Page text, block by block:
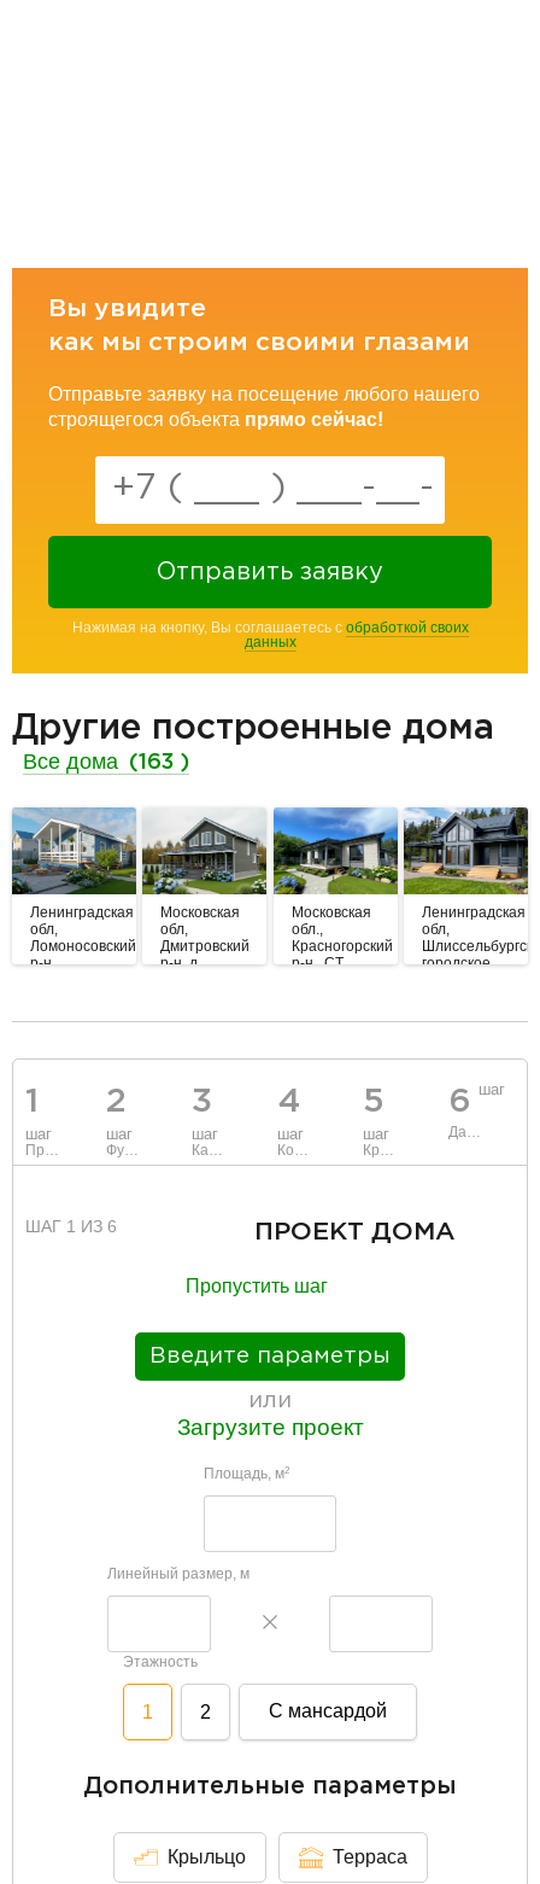
Вы увидите
как мы строим своими глазами
Отправьте заявку на посещение любого нашего
строящегося объекта прямо сейчас!
Отправить заявку
Нажимая на кнопку, Вы соглашаетесь с обработкой своих
данных
Другие построенные дома
Все дома (163 )
Ленинградская
обл,
Ломоносовский
р-н,
Московская
обл,
Дмитровский
р-н, д.
Московская
обл.,
Красногорский
р-н., СТ
Ленинградская
обл,
городское
1
шаг
Проект
2
шаг
Фундамент
3
шаг
Каркас и стены
4
шаг
Коммуникации
5
шаг
Крыша
6 шаг
Данные
ШАГ 1 ИЗ 6 ПРОЕКТ ДОМА
Пропустить шаг
Введите параметры
или
Загрузите проект
Площадь, м2
Линейный размер, м
Этажность
1 2 С мансардой
Дополнительные параметры
Крыльцо Терраса